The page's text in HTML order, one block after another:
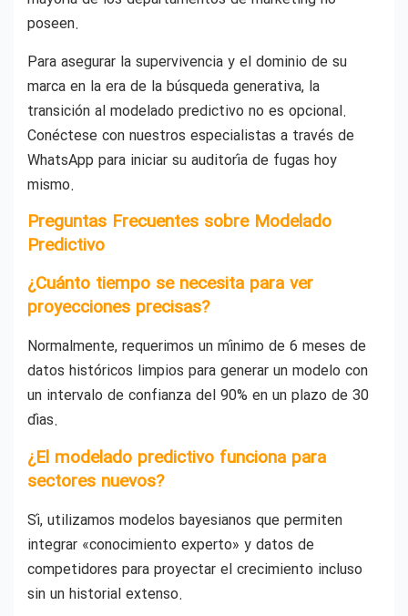
poseen.
Para asegurar la supervivencia y el dominio de su
marca en la era de la búsqueda generativa, la
transición al modelado predictivo no es opcional.
Conéctese con nuestros especialistas a través de
WhatsApp para iniciar su auditoría de fugas hoy
mismo.
Preguntas Frecuentes sobre Modelado
Predictivo
¿Cuánto tiempo se necesita para ver
proyecciones precisas?
Normalmente, requerimos un mínimo de 6 meses de
datos históricos limpios para generar un modelo con
un intervalo de confianza del 90% en un plazo de 30
días.
¿El modelado predictivo funciona para
sectores nuevos?
Sí, utilizamos modelos bayesianos que permiten
integrar «conocimiento experto» y datos de
competidores para proyectar el crecimiento incluso
sin un historial extenso.